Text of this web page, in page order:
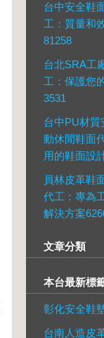
台中安全鞋
工：質量和
81258
台北SRA工
工：保護您
3531
台中PU材質
動休閒鞋面
用的鞋面設
員林皮革鞋
代工：專為
解決方案
文章分類
本台最新標
彰化安全鞋
台南人造皮